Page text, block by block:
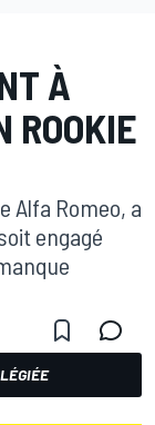
À
ROOKIE
Alfa Romeo, a
engagé